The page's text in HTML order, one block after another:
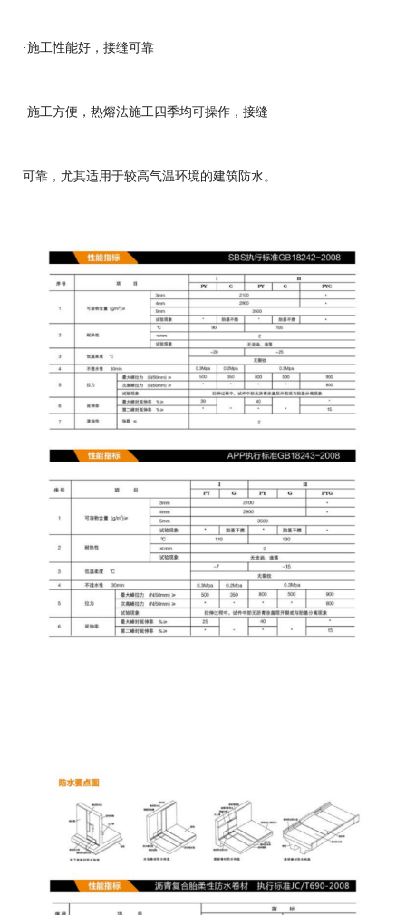
·施工性能好，接缝可靠
·施工方便，热熔法施工四季均可操作，接缝
可靠，尤其适用于较高气温环境的建筑防水。